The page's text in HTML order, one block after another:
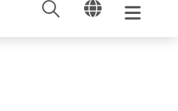
APRI APRI